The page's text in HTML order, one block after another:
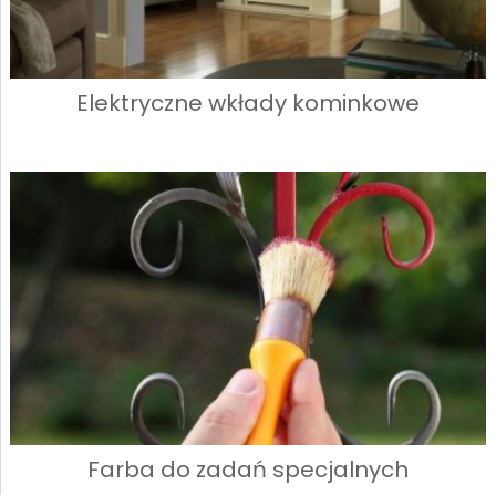
Elektryczne wkłady kominkowe
Farba do zadań specjalnych